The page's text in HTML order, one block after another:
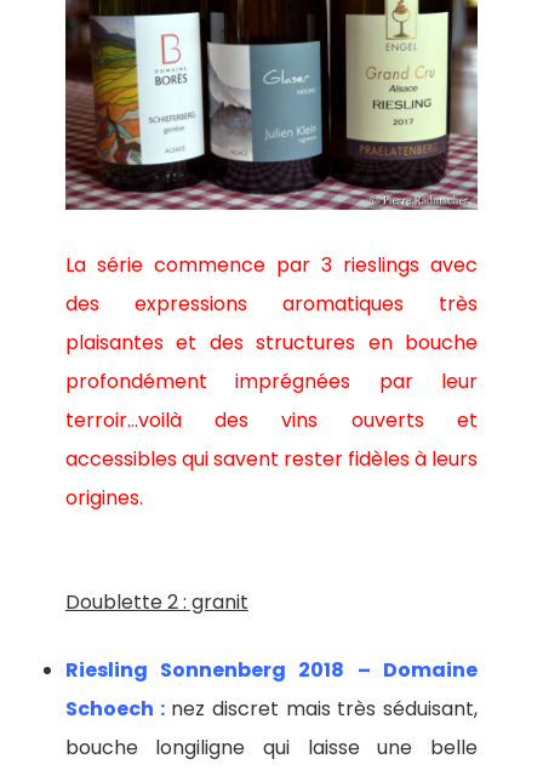
La série commence par 3 rieslings avec
des expressions aromatiques très
plaisantes et des structures en bouche
profondément imprégnées par leur
terroir…voilà des vins ouverts et
accessibles qui savent rester fidèles à leurs
origines.
Doublette 2 : granit
Riesling Sonnenberg 2018 – Domaine
Schoech :nez discret mais très séduisant,
bouche longiligne qui laisse une belle